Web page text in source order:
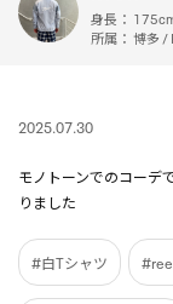
身長：
所属： 博多 /
2025.07.30
モノトーンでのコーデ
りました
#白Tシャツ